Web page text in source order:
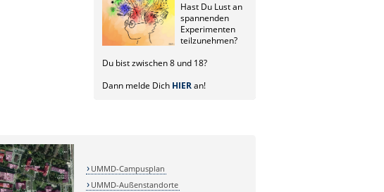
Hast Du Lust an
spannenden
Experimenten
teilzunehmen?
Du bist zwischen 8 und 18?
Dann melde Dich HIERan!
UMMD-Campusplan
UMMD-Außenstandorte